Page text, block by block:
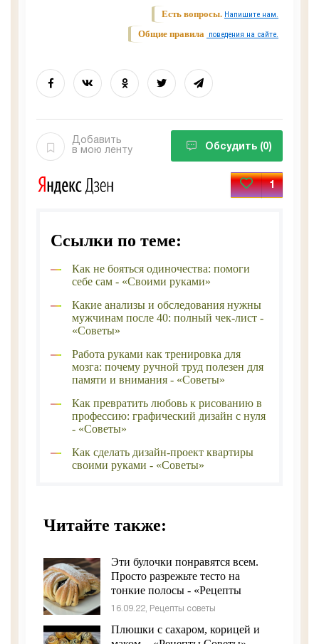
Есть вопросы. Напишите нам.
Общие правила поведения на сайте.
Добавить
в мою ленту
Обсудить (0)
1
Ссылки по теме:
Как не бояться одиночества: помоги
себе сам - «Своими руками»
Какие анализы и обследования нужны
мужчинам после 40: полный чек-лист -
«Советы»
Работа руками как тренировка для
мозга: почему ручной труд полезен для
памяти и внимания - «Советы»
Как превратить любовь к рисованию в
профессию: графический дизайн с нуля
- «Советы»
Как сделать дизайн-проект квартиры
своими руками - «Советы»
Читайте также:
Эти булочки понравятся всем.
Просто разрежьте тесто на
тонкие полосы - «Рецепты
советы»
16.09.22, Рецепты советы
Плюшки с сахаром, корицей и